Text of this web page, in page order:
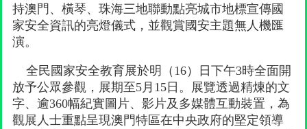
持澳門、橫琴、珠海三地聯動點亮城市地標宣傳國
家安全資訊的亮燈儀式，並觀賞國安主題無人機匯
演。
全民國家安全教育展於明（16）日下午3時全面開
放予公眾參觀，展期至5月15日。展覽透過精煉的文
字、逾360幅紀實圖片、影片及多媒體互動裝置，為
觀展人士重點呈現澳門特區在中央政府的堅定領導